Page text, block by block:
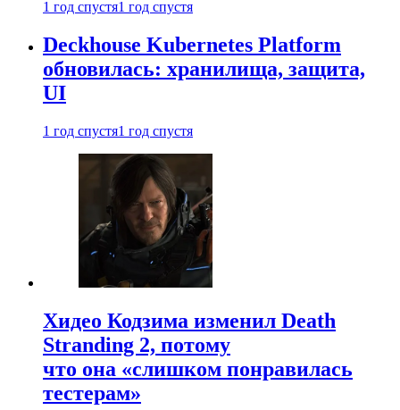
1 год спустя1 год спустя
Deckhouse Kubernetes Platform
обновилась: хранилища, защита,
UI
1 год спустя1 год спустя
Хидео Кодзима изменил Death
Stranding 2, потому
что она «слишком понравилась
тестерам»